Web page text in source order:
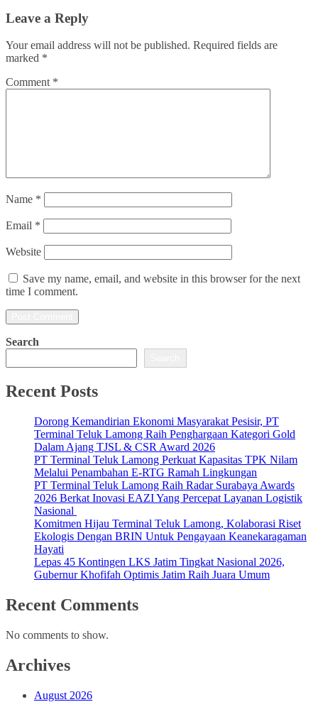
Leave a Reply
Your email address will not be published. Required fields are
marked *
Comment *
Name *
Email *
Website
Save my name, email, and website in this browser for the next
time I comment.
Search
Recent Posts
Dorong Kemandirian Ekonomi Masyarakat Pesisir, PT
Terminal Teluk Lamong Raih Penghargaan Kategori Gold
Dalam Ajang TJSL & CSR Award 2026
PT Terminal Teluk Lamong Perkuat Kapasitas TPK Nilam
Melalui Penambahan E-RTG Ramah Lingkungan
PT Terminal Teluk Lamong Raih Radar Surabaya Awards
2026 Berkat Inovasi EAZI Yang Percepat Layanan Logistik
Nasional
Komitmen Hijau Terminal Teluk Lamong, Kolaborasi Riset
Ekologis Dengan BRIN Untuk Pengayaan Keanekaragaman
Hayati
Lepas 45 Kontingen LKS Jatim Tingkat Nasional 2026,
Gubernur Khofifah Optimis Jatim Raih Juara Umum
Recent Comments
No comments to show.
Archives
August 2026